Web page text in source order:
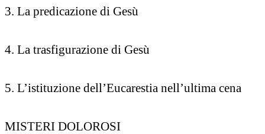
3. La predicazione di Gesù
4. La trasfigurazione di Gesù
5. L’istituzione dell’Eucarestia nell’ultima cena
MISTERI DOLOROSI